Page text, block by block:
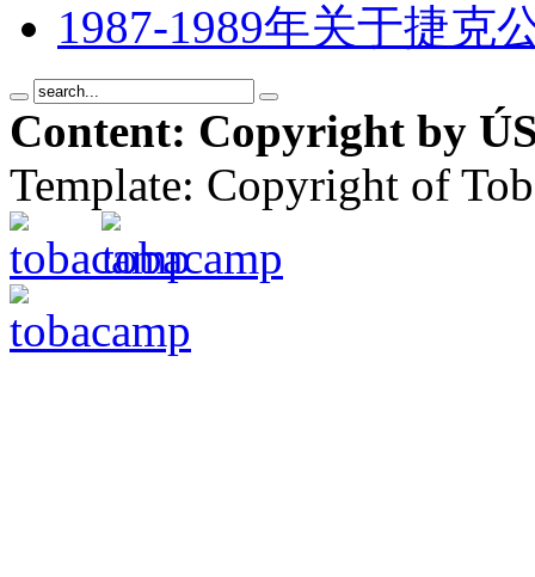
1987-1989年关于捷克
Content: Copyright by
Template: Copyright of